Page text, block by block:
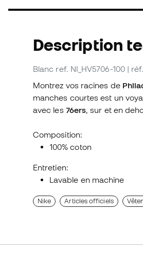
Description
Blanc ref. NI_HV5706-100 |
Montrez vos racines de
manches courtes est un
avec les 76ers, sur et en
Composition:
100% coton
Entretien:
Lavable en machine
Nike Articles officiels